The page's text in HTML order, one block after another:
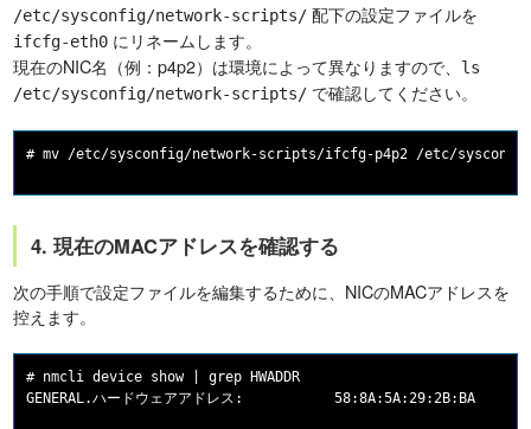
/etc/sysconfig/network-scripts/ 配下の設定ファイルを
ifcfg-eth0 にリネームします。
現在のNIC名（例：p4p2）は環境によって異なりますので、
ls
/etc/sysconfig/network-scripts/ で確認してください。
# mv /etc/sysconfig/network-scripts/ifcfg-p4p2 /etc/
4. 現在のMACアドレスを確認する
次の手順で設定ファイルを編集するために、NICのMACアドレスを
控えます。
# nmcli device show | grep HWADDR
GENERAL.ハードウェアアドレス:           58:8A:5A:29:2B:BA